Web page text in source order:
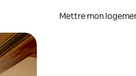
Mettre mon